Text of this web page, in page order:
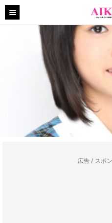
広告 / スポ